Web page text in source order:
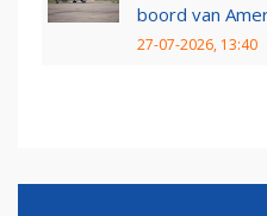
boord van
27-07-2026, 13:40